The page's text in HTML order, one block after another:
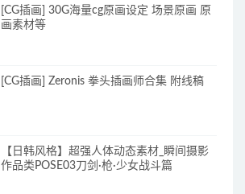
[CG插画] 30G海量cg原画设定 场景原画 原
画素材等
[CG插画] Zeronis 拳头插画师合集 附线稿
【日韩风格】超强人体动态素材_瞬间摄影
作品类POSE03刀剑·枪·少女战斗篇